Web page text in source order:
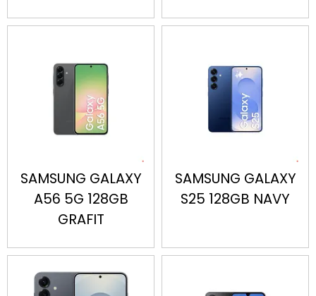
SAMSUNG GALAXY
A56 5G 128GB
GRAFIT
SAMSUNG GALAXY
S25 128GB NAVY